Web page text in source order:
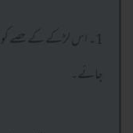
1۔ اس لڑکے کے حصے کو
جائے۔